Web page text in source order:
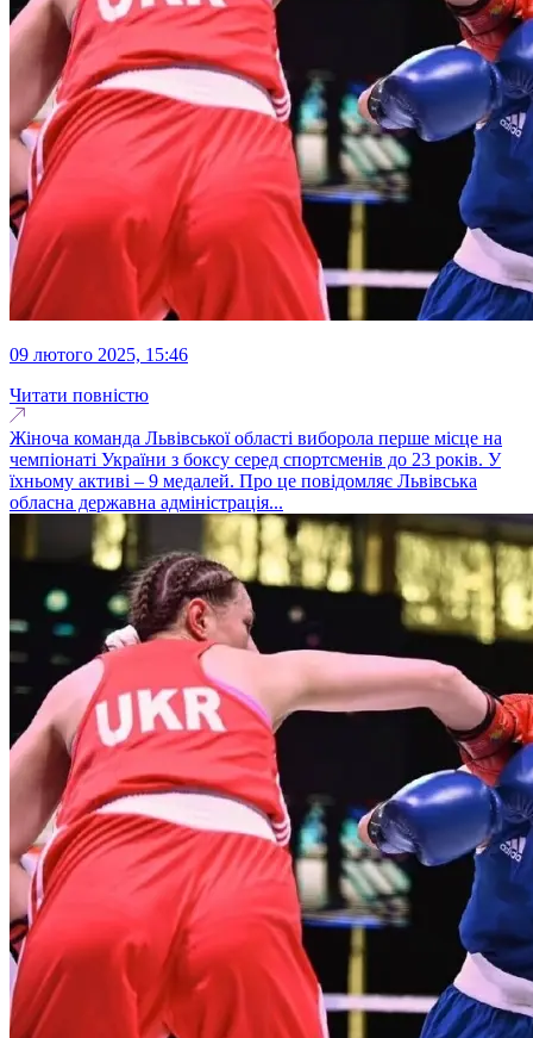
09 лютого 2025, 15:46
Читати повністю
Жіноча команда Львівської області виборола перше місце на
чемпіонаті України з боксу серед спортсменів до 23 років. У
їхньому активі – 9 медалей. Про це повідомляє Львівська
обласна державна адміністрація...